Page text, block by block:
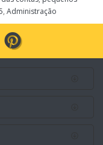
, Administração